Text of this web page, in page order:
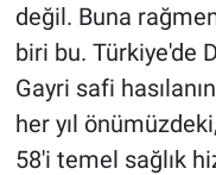
değil. Buna
biri bu. Türkiye'de
Gayri safi
her yıl
58'i temel sağlık